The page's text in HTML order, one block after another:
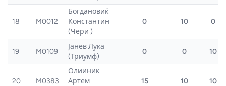
18 M0012
Богдановиќ
Константин
(Чери )
0 10 0
19 M0109
Јанев Лука
(Триумф)
0 0 10
20 M0383
Олииник
Артем
15 10 10